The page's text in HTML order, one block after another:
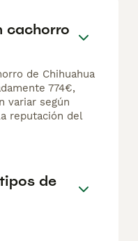
cachorro
de Chihuahua
774€,
variar según
reputación del
de